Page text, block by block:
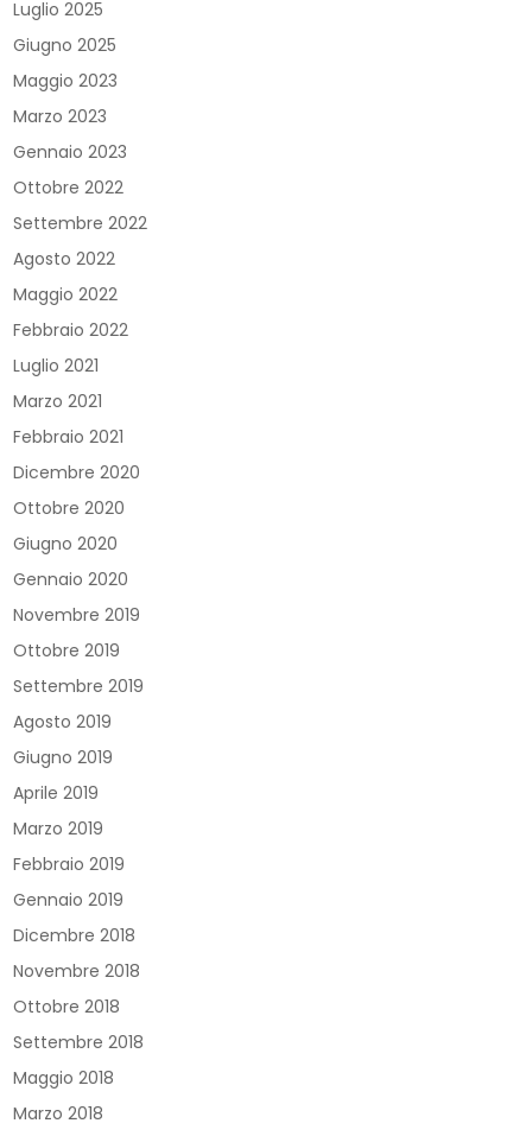
Luglio 2025
Giugno 2025
Maggio 2023
Marzo 2023
Gennaio 2023
Ottobre 2022
Settembre 2022
Agosto 2022
Maggio 2022
Febbraio 2022
Luglio 2021
Marzo 2021
Febbraio 2021
Dicembre 2020
Ottobre 2020
Giugno 2020
Gennaio 2020
Novembre 2019
Ottobre 2019
Settembre 2019
Agosto 2019
Giugno 2019
Aprile 2019
Marzo 2019
Febbraio 2019
Gennaio 2019
Dicembre 2018
Novembre 2018
Ottobre 2018
Settembre 2018
Maggio 2018
Marzo 2018